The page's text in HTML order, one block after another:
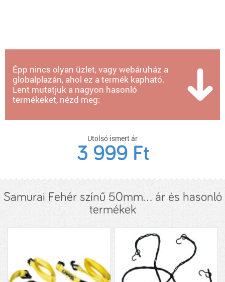
Épp nincs olyan üzlet, vagy webáruház a
globalplazán, ahol ez a termék kapható.
Lent mutatjuk a nagyon hasonló
termékeket, nézd meg:
Utolsó ismert ár
3 999 Ft
Samurai Fehér színű 50mm... ár és hasonló
termékek